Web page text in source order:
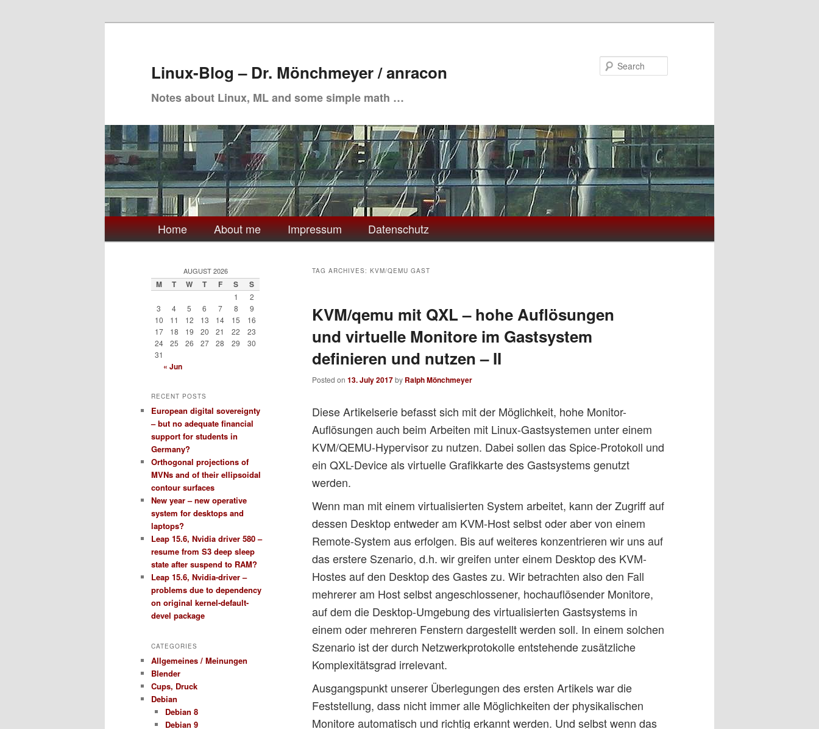
Linux-Blog – Dr. Mönchmeyer / anracon
Notes about Linux, ML and some simple math …
Main
menu
Home About me Impressum Datenschutz
TAG ARCHIVES: KVM/QEMU GAST
KVM/qemu mit QXL – hohe Auflösungen
und virtuelle Monitore im Gastsystem
definieren und nutzen – II
Posted on 13. July 2017by Ralph Mönchmeyer
Diese Artikelserie befasst sich mit der Möglichkeit, hohe Monitor-
Auflösungen auch beim Arbeiten mit Linux-Gastsystemen unter einem
KVM/QEMU-Hypervisor zu nutzen. Dabei sollen das Spice-Protokoll und
ein QXL-Device als virtuelle Grafikkarte des Gastsystems genutzt
werden.
Wenn man mit einem virtualisierten System arbeitet, kann der Zugriff auf
dessen Desktop entweder am KVM-Host selbst oder aber von einem
Remote-System aus erfolgen. Bis auf weiteres konzentrieren wir uns auf
das erstere Szenario, d.h. wir greifen unter einem Desktop des KVM-
Hostes auf den Desktop des Gastes zu. Wir betrachten also den Fall
mehrerer am Host selbst angeschlossener, hochauflösender Monitore,
auf dem die Desktop-Umgebung des virtualisierten Gastsystems in
einem oder mehreren Fenstern dargestellt werden soll. In einem solchen
Szenario ist der durch Netzwerkprotokolle entstehende zusätzliche
Komplexitätsgrad irrelevant.
Ausgangspunkt unserer Überlegungen des ersten Artikels war die
Feststellung, dass nicht immer alle Möglichkeiten der physikalischen
Monitore automatisch und richtig erkannt werden. Und selbst wenn das
AUGUST 2026
M T W T F S S
1
2
3
4 5 6 7 8
9
10
11 12 13 14 15
16
17
18 19 20 21 22
23
24
25 26 27 28 29
30
31
« Jun
RECENT POSTS
European digital sovereignty
– but no adequate financial
support for students in
Germany?
Orthogonal projections of
MVNs and of their ellipsoidal
contour surfaces
New year – new operative
system for desktops and
laptops?
Leap 15.6, Nvidia driver 580 –
resume from S3 deep sleep
state after suspend to RAM?
Leap 15.6, Nvidia-driver –
problems due to dependency
on original kernel-default-
devel package
CATEGORIES
Allgemeines / Meinungen
Blender
Cups, Druck
Debian
Debian 8
Debian 9